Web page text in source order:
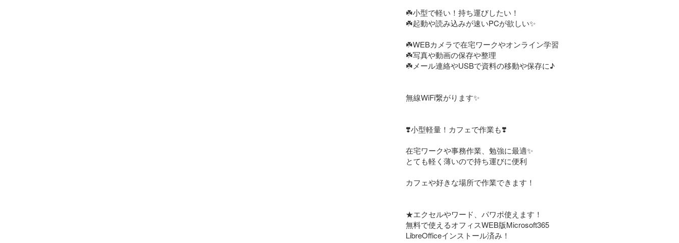
☘️小型で軽い！持ち運びしたい！
☘️起動や読み込みが速いPCが欲しい✨️
☘️WEBカメラで在宅ワークやオンライン学習
☘️写真や動画の保存や整理
☘️メール連絡やUSBで資料の移動や保存に♪
無線WiFi繋がります✨
❣️小型軽量！カフェで作業も❣️
在宅ワークや事務作業、勉強に最適✨
とても軽く薄いので持ち運びに便利
カフェや好きな場所で作業できます！
★エクセルやワード、パワポ使えます！
無料で使えるオフィスWEB版Microsoft365
LibreOfficeインストール済み！